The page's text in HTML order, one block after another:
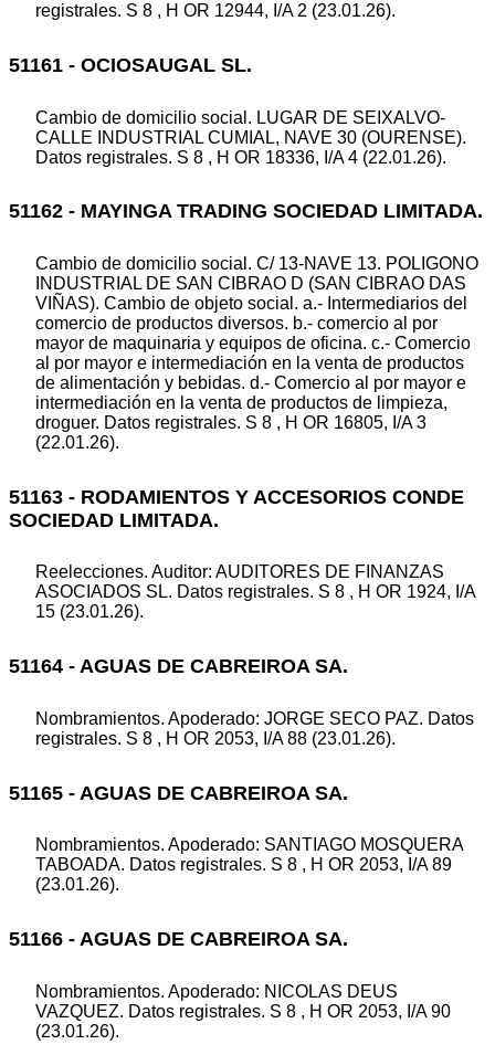
registrales. S 8 , H OR 12944, I/A 2 (23.01.26).
51161 - OCIOSAUGAL SL.
Cambio de domicilio social. LUGAR DE SEIXALVO-
CALLE INDUSTRIAL CUMIAL, NAVE 30 (OURENSE).
Datos registrales. S 8 , H OR 18336, I/A 4 (22.01.26).
51162 - MAYINGA TRADING SOCIEDAD LIMITADA.
Cambio de domicilio social. C/ 13-NAVE 13. POLIGONO
INDUSTRIAL DE SAN CIBRAO D (SAN CIBRAO DAS
VIÑAS). Cambio de objeto social. a.- Intermediarios del
comercio de productos diversos. b.- comercio al por
mayor de maquinaria y equipos de oficina. c.- Comercio
al por mayor e intermediación en la venta de productos
de alimentación y bebidas. d.- Comercio al por mayor e
intermediación en la venta de productos de limpieza,
droguer. Datos registrales. S 8 , H OR 16805, I/A 3
(22.01.26).
51163 - RODAMIENTOS Y ACCESORIOS CONDE
SOCIEDAD LIMITADA.
Reelecciones. Auditor: AUDITORES DE FINANZAS
ASOCIADOS SL. Datos registrales. S 8 , H OR 1924, I/A
15 (23.01.26).
51164 - AGUAS DE CABREIROA SA.
Nombramientos. Apoderado: JORGE SECO PAZ. Datos
registrales. S 8 , H OR 2053, I/A 88 (23.01.26).
51165 - AGUAS DE CABREIROA SA.
Nombramientos. Apoderado: SANTIAGO MOSQUERA
TABOADA. Datos registrales. S 8 , H OR 2053, I/A 89
(23.01.26).
51166 - AGUAS DE CABREIROA SA.
Nombramientos. Apoderado: NICOLAS DEUS
VAZQUEZ. Datos registrales. S 8 , H OR 2053, I/A 90
(23.01.26).